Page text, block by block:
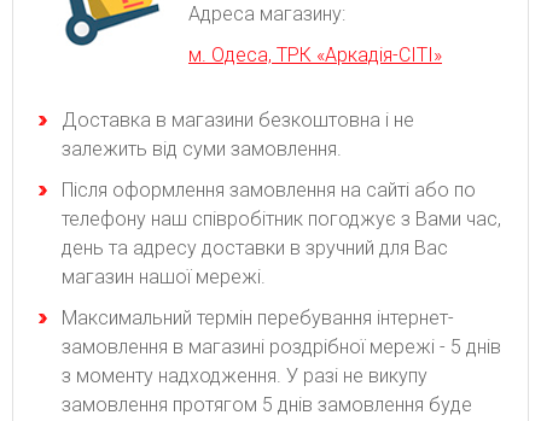
Адреса магазину:
м. Одеса, ТРК «Аркадія-СІТІ»
Доставка в магазини безкоштовна і не
залежить від суми замовлення.
Після оформлення замовлення на сайті або по
телефону наш співробітник погоджує з Вами час,
день та адресу доставки в зручний для Вас
магазин нашої мережі.
Максимальний термін перебування інтернет-
замовлення в магазині роздрібної мережі - 5 днів
з моменту надходження. У разі не викупу
замовлення протягом 5 днів замовлення буде